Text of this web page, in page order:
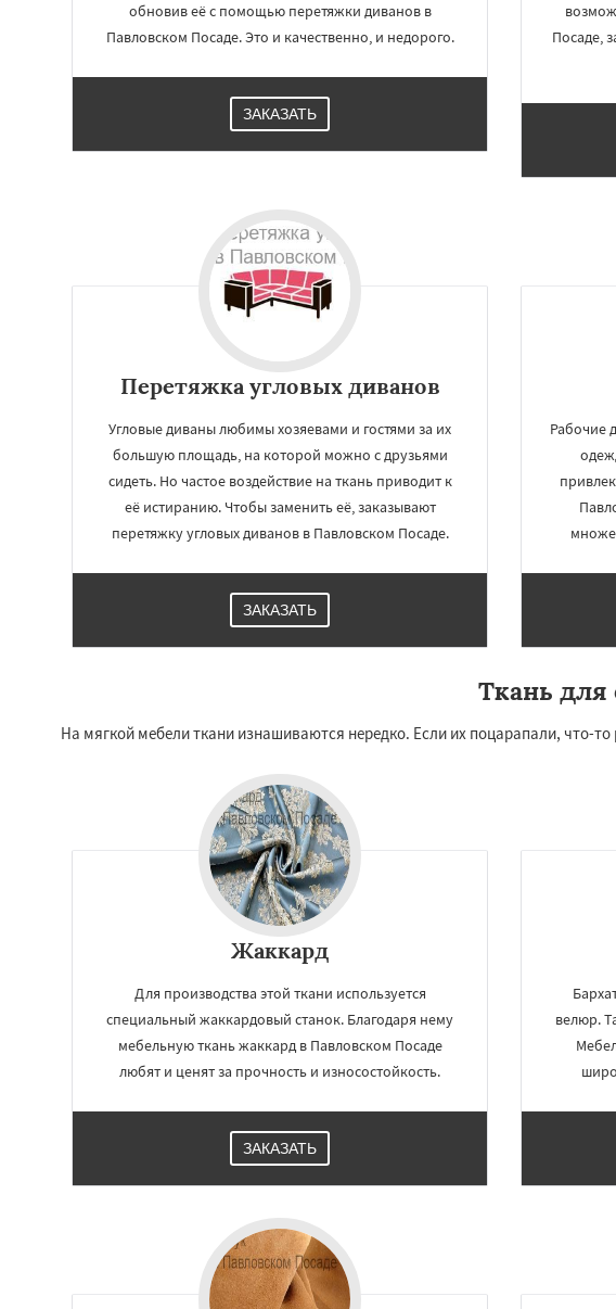
Пересвет Подольск Протвино
Серпухов
Химки Хотьково Черноголовка
обновив её с помощью перетяжки диванов в
Павловском Посаде. Это и качественно, и недорого.
ЗАКАЗАТЬ
Посаде,
Перетяжка угловых диванов
Угловые диваны любимы хозяевами и гостями за их
большую площадь, на которой можно с друзьями
сидеть. Но частое воздействие на ткань приводит к
её истиранию. Чтобы заменить её, заказывают
перетяжку угловых диванов в Павловском Посаде.
ЗАКАЗАТЬ
Рабочие
Ткань для
На мягкой мебели ткани изнашиваются нередко. Если их поцарапали, что-
Жаккард
Для производства этой ткани используется
специальный жаккардовый станок. Благодаря нему
мебельную ткань жаккард в Павловском Посаде
любят и ценят за прочность и износостойкость.
ЗАКАЗАТЬ
велюр.